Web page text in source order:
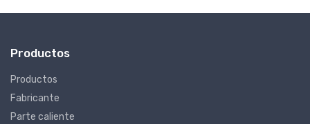
Productos
Productos
Fabricante
Parte caliente